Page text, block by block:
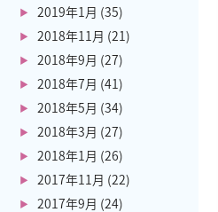
2019年1月 (35)
2018年11月 (21)
2018年9月 (27)
2018年7月 (41)
2018年5月 (34)
2018年3月 (27)
2018年1月 (26)
2017年11月 (22)
2017年9月 (24)